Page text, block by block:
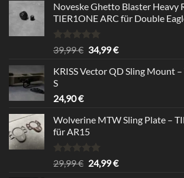
Noveske Ghetto Blaster Heavy
TIER1ONE ARC für Double
Rated5.00
out of 5
39,99€ Original
was:
34,99€Current
is:
KRISS Vector QD Sling Mount –
S
24,90€
Wolverine MTW Sling Plate –
für AR15
Rated5.00
out of 5
29,99€ Original
24,99€Current